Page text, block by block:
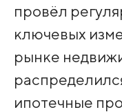
провёл
ключевых
рынке
ипотечные